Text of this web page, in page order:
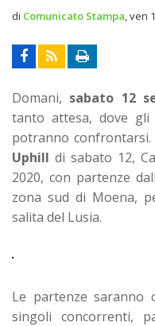
di Comunicato Stampa ven
Domani, sabato 12
tanto attesa, dove gli
potranno
Uphill di sabato 12,
2020, con partenze
zona sud di Moena,
salita del Lusia.
Le partenze
singoli concorrenti,